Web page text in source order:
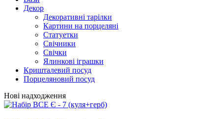
Декор
Декоративні тарілки
Картини на порцеляні
Статуетки
Свічники
Свічки
Ялинкові іграшки
Кришталевий посуд
Порцеляновий посуд
Нові надходження